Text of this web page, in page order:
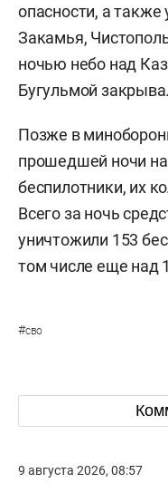
опасности, а также
Закамья,
ночью небо над
Бугульмой
Позже в
прошедшей ночи
беспилотники, их
Всего за ночь
уничтожили 153
том числе еще над
#сво
9 августа 2026, 08:57